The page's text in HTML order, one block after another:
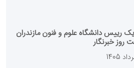
رییس دانشگاه علوم و فنون مازندران
روز خبرنگار